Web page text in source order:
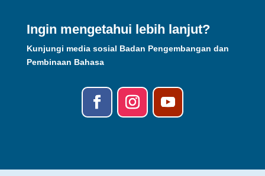
Ingin mengetahui lebih lanjut?
Kunjungi media sosial Badan Pengembangan dan
Pembinaan Bahasa